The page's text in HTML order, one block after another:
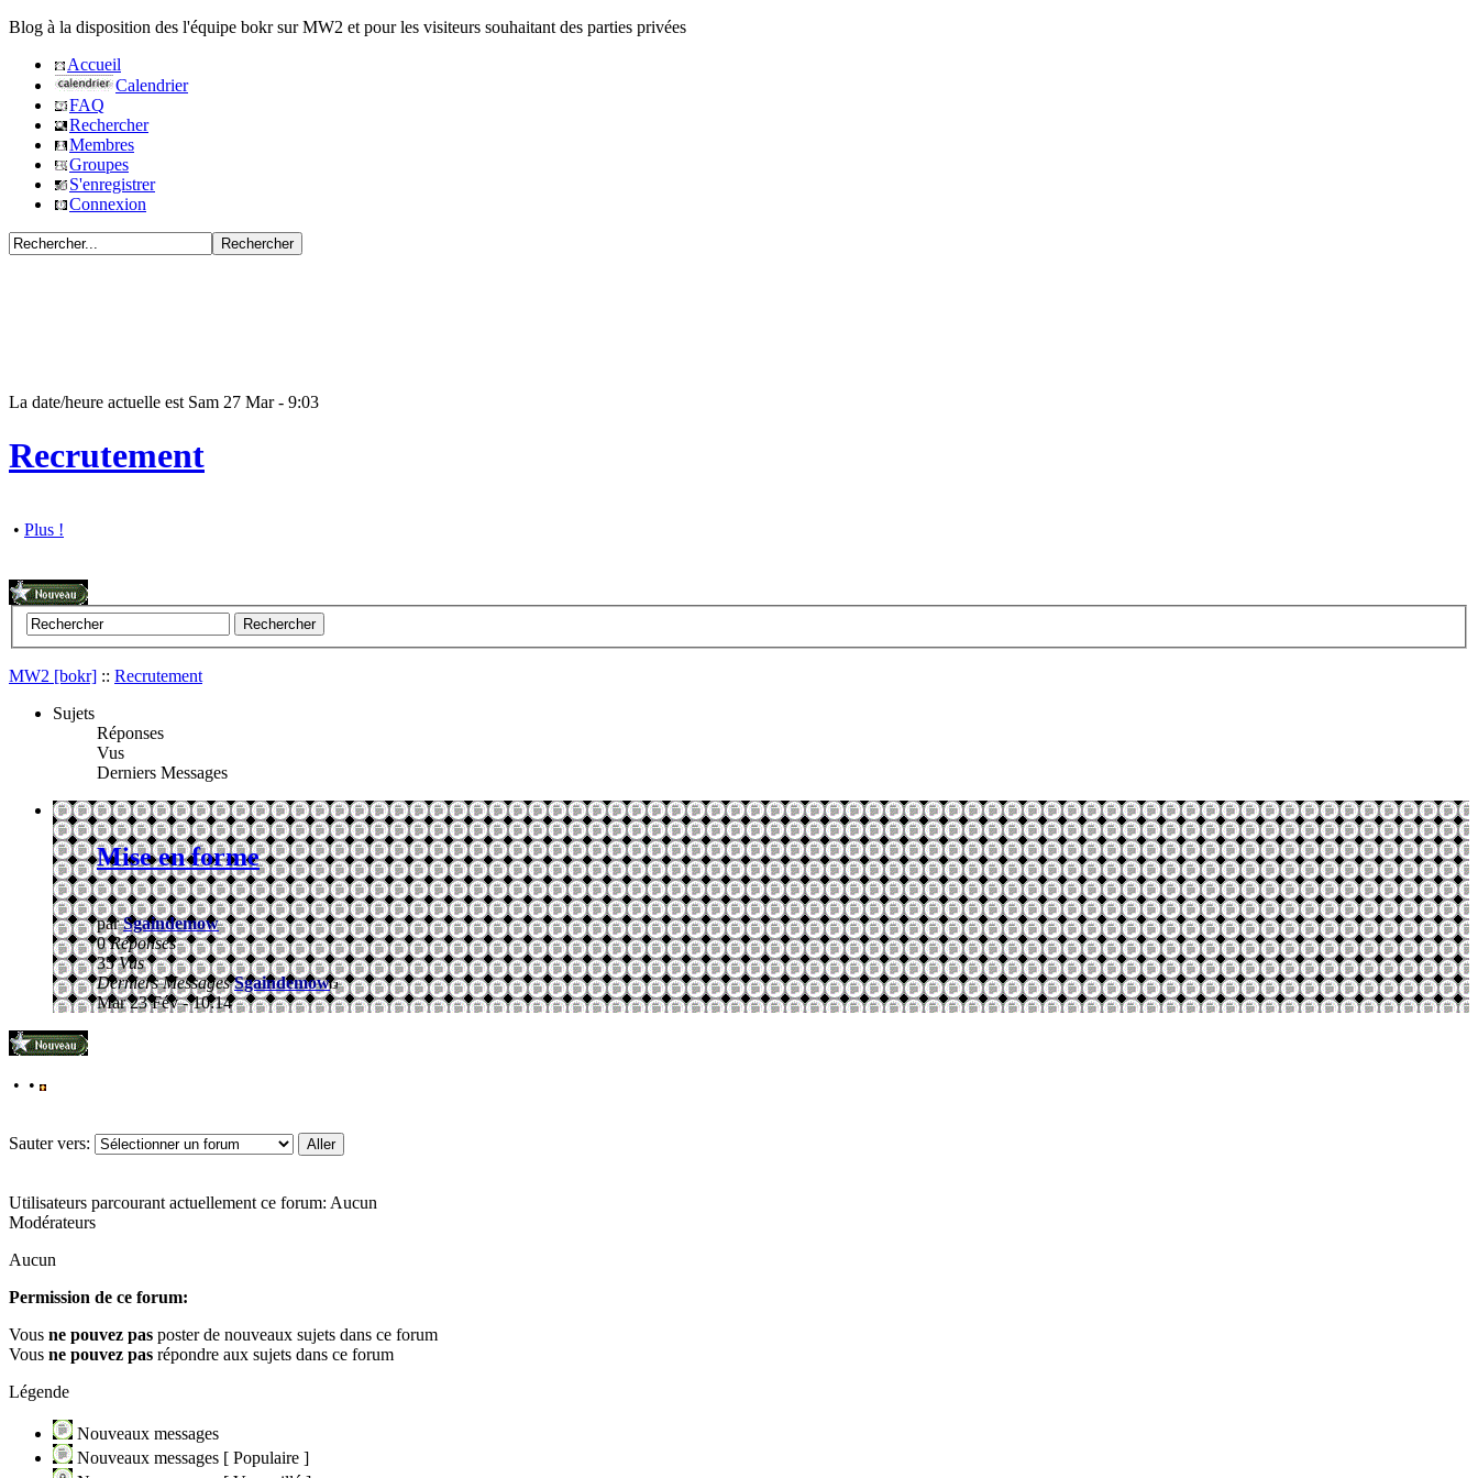
Blog à la disposition des l'équipe bokr sur MW2 et pour les visiteurs souhaitant des parties privées
Accueil
Calendrier
FAQ
Rechercher
Membres
Groupes
S'enregistrer
Connexion
La date/heure actuelle est Sam 27 Mar - 9:03
Recrutement
• Plus !
MW2 [bokr] :: Recrutement
Sujets
Réponses
Vus
Derniers Messages
Mise en forme
parSgaindemow
0Réponses
35Vus
Derniers MessagesSgaindemow
Mar 23 Fév - 10:14
• •
Sauter vers:
Utilisateurs parcourant actuellement ce forum: Aucun
Modérateurs
Aucun
Permission de ce forum:
Vous ne pouvez pas poster de nouveaux sujets dans ce forum
Vous ne pouvez pas répondre aux sujets dans ce forum
Légende
Nouveaux messages
Nouveaux messages [ Populaire ]